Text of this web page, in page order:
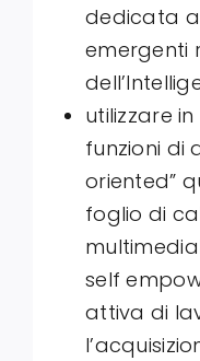
dedicata
emergenti
utilizzare
funzioni di
oriented”
foglio di
self
attiva di